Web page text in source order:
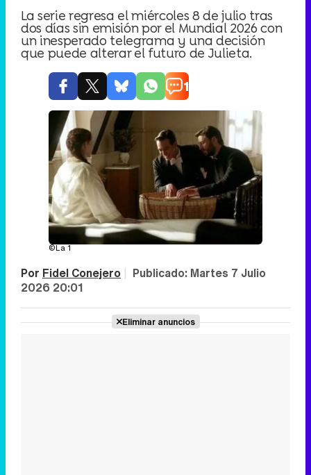
La serie regresa el miércoles 8 de julio tras
dos días sin emisión por el Mundial 2026 con
un inesperado telegrama y una decisión
que puede alterar el futuro de Julieta.
1
©La 1
Por Fidel Conejero | Publicado: Martes 7 Julio
2026 20:01
Eliminar anuncios